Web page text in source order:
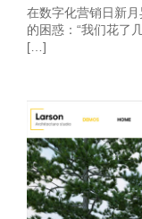
在数字化营销日新
的困惑：“我们花了
[…]